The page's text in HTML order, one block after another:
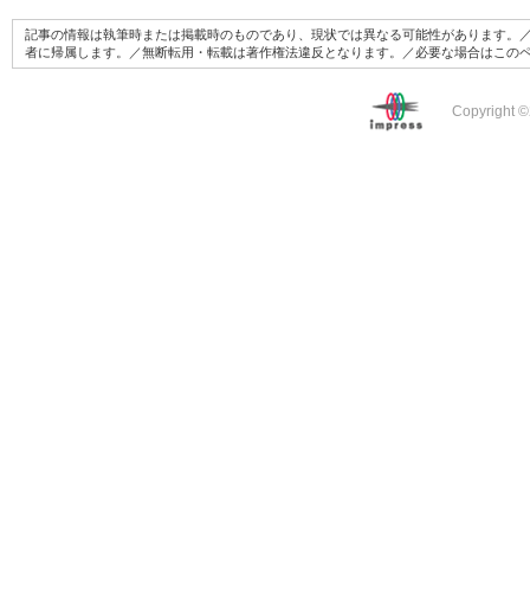
記事の情報は執筆時または掲載時のものであり、現状では異なる可能性があります
者に帰属します。／無断転用・転載は著作権法違反となります。／必要な場合はこ
Copyright